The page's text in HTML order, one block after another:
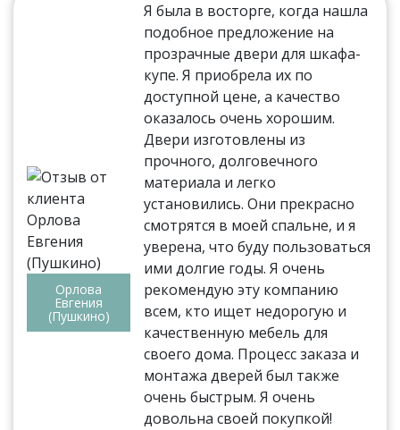
Орлова
Евгения
(Пушкино)
Я была в восторге, когда нашла
подобное предложение на
прозрачные двери для шкафа-
купе. Я приобрела их по
доступной цене, а качество
оказалось очень хорошим.
Двери изготовлены из
прочного, долговечного
материала и легко
установились. Они прекрасно
смотрятся в моей спальне, и я
уверена, что буду пользоваться
ими долгие годы. Я очень
рекомендую эту компанию
всем, кто ищет недорогую и
качественную мебель для
своего дома. Процесс заказа и
монтажа дверей был также
очень быстрым. Я очень
довольна своей покупкой!